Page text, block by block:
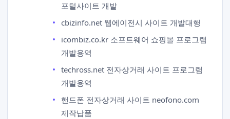
포털사이트 개발
cbizinfo.net 웹에이전시 사이트 개발대행
icombiz.co.kr 소프트웨어 쇼핑몰 프로그램
개발용역
techross.net 전자상거래 사이트 프로그램
개발용역
핸드폰 전자상거래 사이트 neofono.com
제작납품